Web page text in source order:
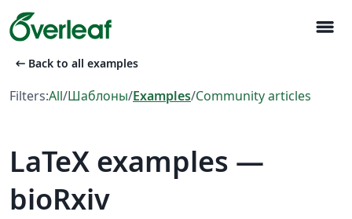
menu
arrow_left_alt Back to all examples
Filters:All/Шаблоны/Examples/Community articles
LaTeX examples —
bioRxiv